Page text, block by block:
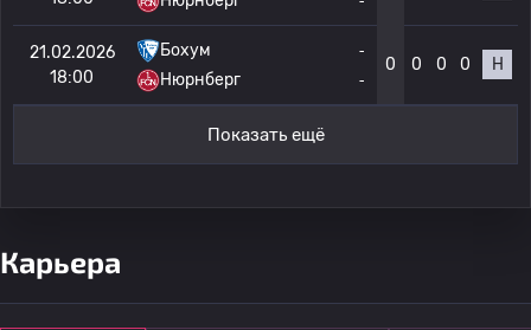
21.02.2026
18:00
Бохум
Нюрнберг
-
-
0 0 0 0 Н
Показать ещё
Карьера